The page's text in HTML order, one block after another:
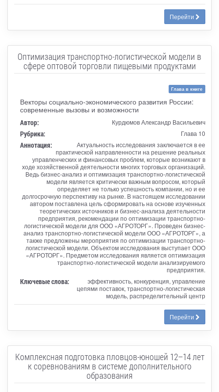
Перейти
Оптимизация транспортно-логистической модели в
сфере оптовой торговли пищевыми продуктами
Глава в книге
Векторы социально-экономического развития России:
современные вызовы и возможности
Автор: Курдюмов Александр Васильевич
Рубрика: Глава 10
Аннотация:
Актуальность исследования заключается в ее
практической направленности на решение реальных
управленческих и финансовых проблем, которые возникают в
ходе хозяйственной деятельности многих торговых организаций.
Ведь бизнес-анализ и оптимизация транспортно-логистической
модели является критически важным вопросом, который
определяет не только успешность компании, но и ее
долгосрочную перспективу на рынке. В настоящем исследовании
автором поставлена цель сформировать на основе изученных
теоретических источников и бизнес-анализа деятельности
предприятия, рекомендации по оптимизации транспортно-
логистической модели для ООО «АГРОТОРГ». Проведен бизнес-
анализ транспортно-логистической модели ООО «АГРОТОРГ», а
также предложены мероприятия по оптимизации транспортно-
логистической модели. Объектом исследования выступает ООО
«АГРОТОРГ». Предметом исследования является оптимизация
транспортно-логистической модели анализируемого
предприятия.
Ключевые слова:
эффективность, конкуренция, управление
цепями поставок, транспортно-логистическая
модель, распределительный центр
Перейти
Комплексная подготовка пловцов-юношей 12–14 лет
к соревнованиям в системе дополнительного
образования